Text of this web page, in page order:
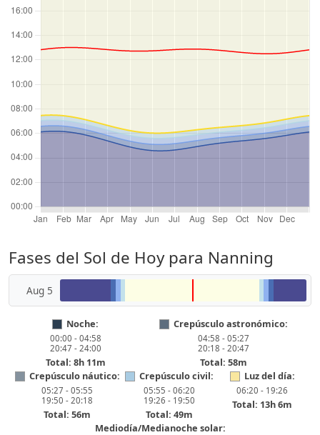
Fases del Sol de Hoy para Nanning
Aug 5
Noche:
00:00 - 04:58
20:47 - 24:00
Total: 8h 11m
Crepúsculo astronómico:
04:58 - 05:27
20:18 - 20:47
Total: 58m
Crepúsculo náutico:
05:27 - 05:55
19:50 - 20:18
Total: 56m
Crepúsculo civil:
05:55 - 06:20
19:26 - 19:50
Total: 49m
Luz del día:
06:20 - 19:26
Total: 13h 6m
Mediodía/Medianoche solar: